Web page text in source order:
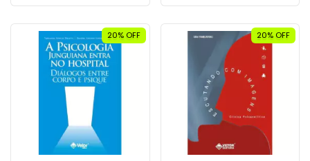
20% OFF 20% OFF